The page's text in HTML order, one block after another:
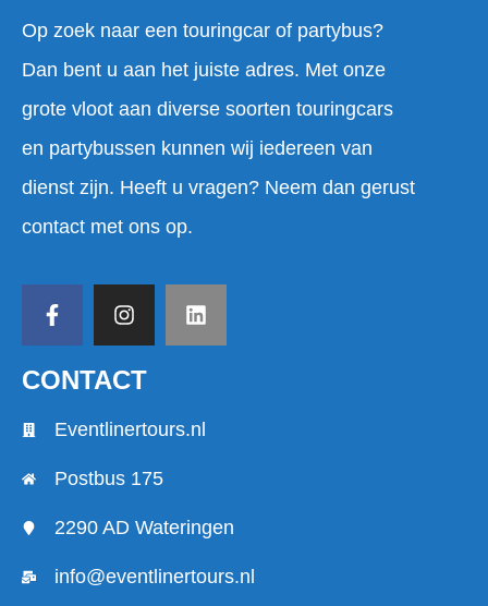
Op zoek naar een touringcar of partybus?
Dan bent u aan het juiste adres. Met onze
grote vloot aan diverse soorten touringcars
en partybussen kunnen wij iedereen van
dienst zijn. Heeft u vragen? Neem dan gerust
contact met ons op.
CONTACT
Eventlinertours.nl
Postbus 175
2290 AD Wateringen
info@eventlinertours.nl